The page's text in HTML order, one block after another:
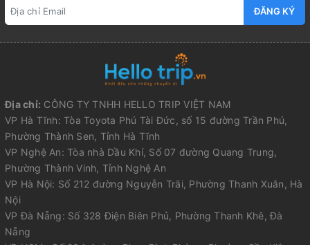
ĐĂNG KÝ
Địa chỉ: CÔNG TY TNHH HELLO TRIP VIỆT NAM
VP Hà Tĩnh: Tòa Toyota Phú Tài Đức, số 15 đường Trần Phú,
Phường Thành Sen, Tỉnh Hà Tĩnh
VP Nghệ An: Tòa nhà Dầu Khí, Số 07 đường Quang Trung,
Phường Thành Vinh, Tỉnh Nghệ An
VP Hà Nội: Số 212 đường Nguyễn Trãi, Phường Thanh Xuân, Hà
Nội
VP Đà Nẵng: Số 328 Điện Biên Phủ, Phường Thanh Khê, Đà
Nẵng